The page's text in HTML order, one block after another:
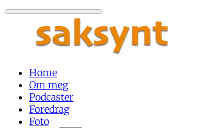
Home
Om meg
Podcaster
Foredrag
Foto